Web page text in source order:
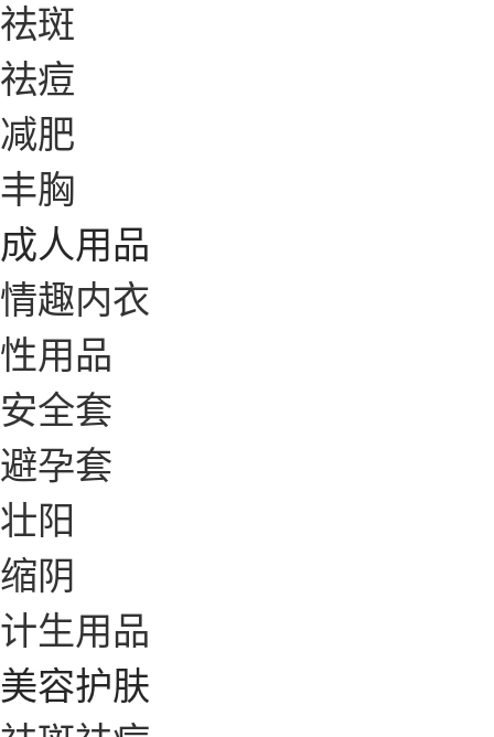
祛斑
祛痘
减肥
丰胸
成人用品
情趣内衣
性用品
安全套
避孕套
壮阳
缩阴
计生用品
美容护肤